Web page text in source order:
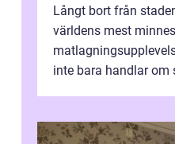
Långt bort från
världens mest
inte bara handlar om